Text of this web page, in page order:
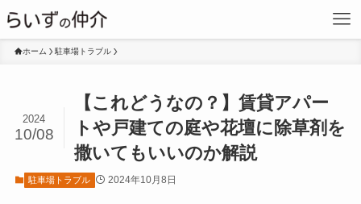
ホーム 駐車場トラブル
【これどうなの？】賃貸アパー
トや戸建ての庭や花壇に除草剤を
撒いてもいいのか解説
2024
10/08
駐車場トラブル 2024年10月8日